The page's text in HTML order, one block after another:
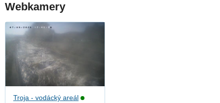
Webkamery
Troja - vodácký areál